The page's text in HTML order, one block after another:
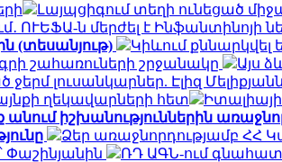
Լայպցիգում տեղի ունեցած
ՈՒԵՖԱ-ն մերժել է Ինֆանտինոյի
(տեսանյութ)
Կիևում քննարկվել
շահառուների շրջանակը
Այս
լուսանկարներ. Էլիզ
ղեկավարների հետ
անում իշխանություններին
Ձեր առաջնորդությամբ ՀՀ
ՌԴ ԱԳՆ-ում